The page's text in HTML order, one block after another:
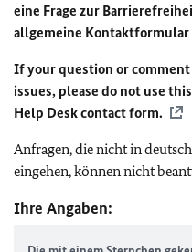
eine Frage zur
allgemeine Kontaktformular
If your question or
issues, please do not use
Help Desk contact form.
Anfragen, die nicht in
eingehen, können nicht
Ihre Angaben: